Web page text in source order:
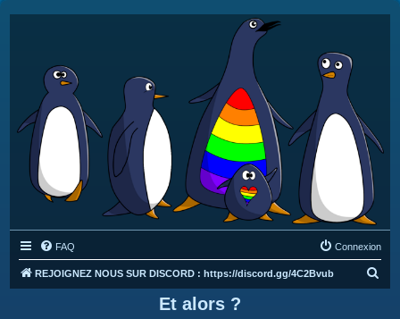
FAQ Connexion
REJOIGNEZ NOUS SUR DISCORD : https://discord.gg/4C2Bvub
Et alors ?